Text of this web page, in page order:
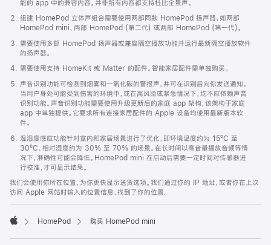
中
打
开)
能的 app 中的兼容内容。并非所有内容都支持杜比全景声。
组建 HomePod 立体声组合需要使用两部同款 HomePod 扬声器，如两部
HomePod mini、两部 HomePod (第二代) 或两部 HomePod (第一代)。
需要使用多部 HomePod 扬声器或兼容隔空播放功能并运行最新隔空播放软件
的扬声器。
需要使用支持 HomeKit 或 Matter 的配件。智能家居配件需单独购买。
声音识别功能可检测到烟雾和一氧化碳的警报声，并可在识别后向你发送通知。
当用户身处可能受到伤害的环境中，或在高风险或紧急情况下，均不应依赖声音
识别功能。声音识别功能需要使用升级更新后的家庭 app 架构，该架构于家庭
app 中单独提供。它要求所有连接家居配件的 Apple 设备均使用最新版本软
件。
温湿度感应功能针对室内和家居场景进行了优化，即环境温度约为 15ºC 至
30ºC、相对湿度约为 30% 至 70% 的场景。在长时间以高音量播放音频等情
况下，准确性可能会降低。HomePod mini 在启动后需要一定时间对传感器进
行校准，才可显示结果。
我们会使用你所在位置，为你更快显示送货选项。我们通过你的 IP 地址，或者你在上次
访问 Apple 网站时输入的位置信息，找到了你的位置。
HomePod 购买 HomePod mini